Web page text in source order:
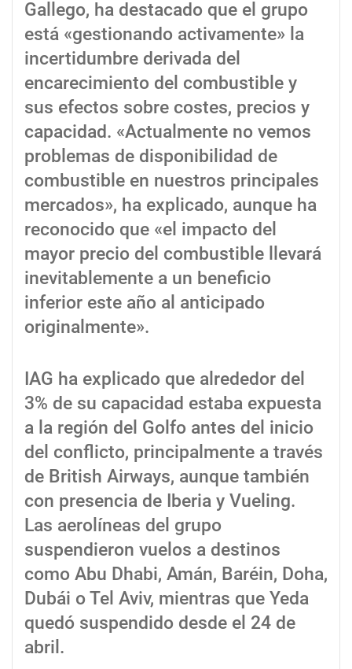
Gallego, ha destacado que el grupo
está «gestionando activamente» la
incertidumbre derivada del
encarecimiento del combustible y
sus efectos sobre costes, precios y
capacidad. «Actualmente no vemos
problemas de disponibilidad de
combustible en nuestros principales
mercados», ha explicado, aunque ha
reconocido que «el impacto del
mayor precio del combustible llevará
inevitablemente a un beneficio
inferior este año al anticipado
originalmente».
IAG ha explicado que alrededor del
3% de su capacidad estaba expuesta
a la región del Golfo antes del inicio
del conflicto, principalmente a través
de British Airways, aunque también
con presencia de Iberia y Vueling.
Las aerolíneas del grupo
suspendieron vuelos a destinos
como Abu Dhabi, Amán, Baréin, Doha,
Dubái o Tel Aviv, mientras que Yeda
quedó suspendido desde el 24 de
abril.